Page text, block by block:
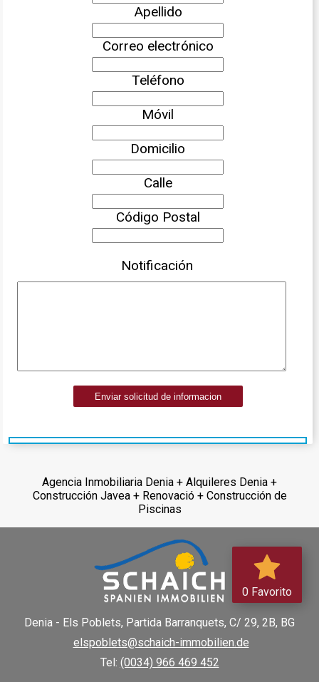
Apellido
Correo electrónico
Teléfono
Móvil
Domicilio
Calle
Código Postal
Notificación
Enviar solicitud de informacion
Agencia Inmobiliaria Denia + Alquileres Denia +
Construcción Javea + Renovació + Construcción de
Piscinas
0 Favorito
Denia - Els Poblets, Partida Barranquets, C/ 29, 2B, BG
elspoblets@schaich-immobilien.de
Tel: (0034) 966 469 452